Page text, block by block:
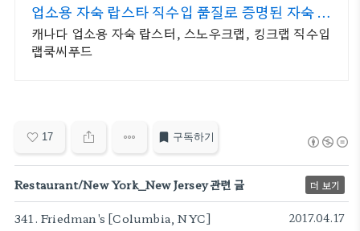
업소용 자숙 랍스타 직수입 품질로 증명된 자숙 랍
스터
캐나다 업소용 자숙 랍스터, 스노우크랩, 킹크랩 직수입
랩쿡씨푸드
17 구독하기
Restaurant/New York_New Jersey 관련 글 더 보기
341. Friedman's [Columbia, NYC] 2017.04.17